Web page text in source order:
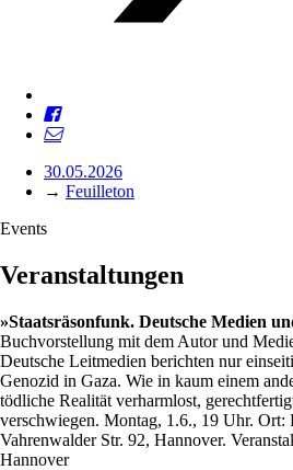
30.05.2026
→ Feuilleton
Events
Veranstaltungen
»Staatsräsonfunk. Deutsche Medien
Buchvorstellung mit dem Autor und
Deutsche Leitmedien berichten nur
Genozid in Gaza. Wie in kaum einem
tödliche Realität verharmlost,
verschwiegen. Montag, 1.6., 19 Uhr. Ort:
Vahrenwalder Str. 92, Hannover.
Hannover